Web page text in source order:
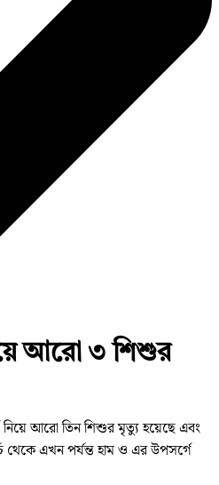
আরো ৩ শিশুর
আরো তিন শিশুর মৃত্যু হয়েছে এবং
থেকে এখন পর্যন্ত হাম ও এর উপসর্গে